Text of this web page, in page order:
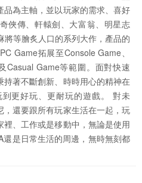
為主軸，並以玩家的需求、喜好
俠傳、軒轅劍、大富翁、明星志
等膾炙人口的系列大作，產品的
Game拓展至Console Game、
Casual Game等範圍。面對快速
著不斷創新、時時用心的精神在
更好玩、更耐玩的遊戲。 對未
還要跟所有玩家生活在一起，玩
、工作或是移動中，無論是使用
是日常生活的周邊，無時無刻都